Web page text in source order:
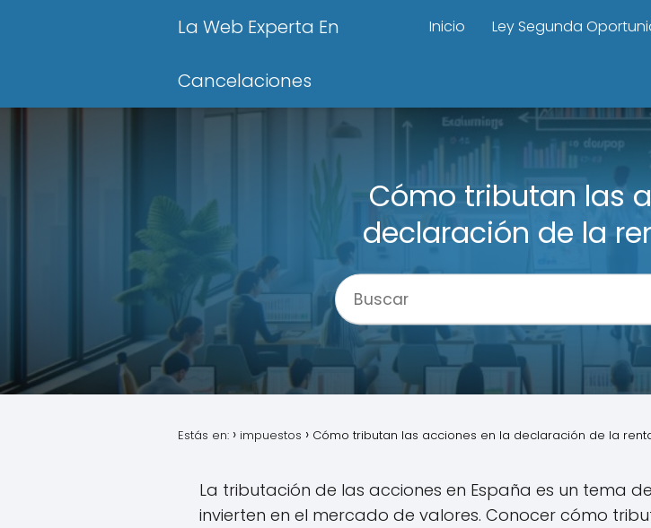
La Web Experta En
Cancelaciones
Inicio Ley Segunda
Cómo tributan las
declaración de la
Estás en: impuestos Cómo tributan las acciones en la declaración de la
La tributación de las acciones en España es un tema
invierten en el mercado de valores. Conocer cómo